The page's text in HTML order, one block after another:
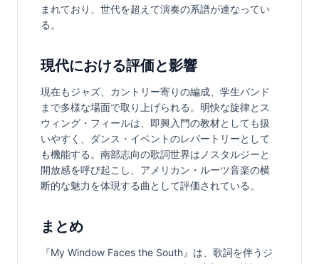
まれており、世代を超えて演奏の系譜が連なってい
る。
現代における評価と影響
現在もジャズ、カントリー寄りの編成、学生バンド
まで多様な場面で取り上げられる。明快な旋律とス
ウィング・フィールは、即興入門の教材としても扱
いやすく、ダンス・イベントのレパートリーとして
も機能する。南部志向の歌詞世界はノスタルジーと
開放感を呼び起こし、アメリカン・ルーツ音楽の横
断的な魅力を体現する曲として評価されている。
まとめ
『My Window Faces the South』は、歌詞を伴うジ